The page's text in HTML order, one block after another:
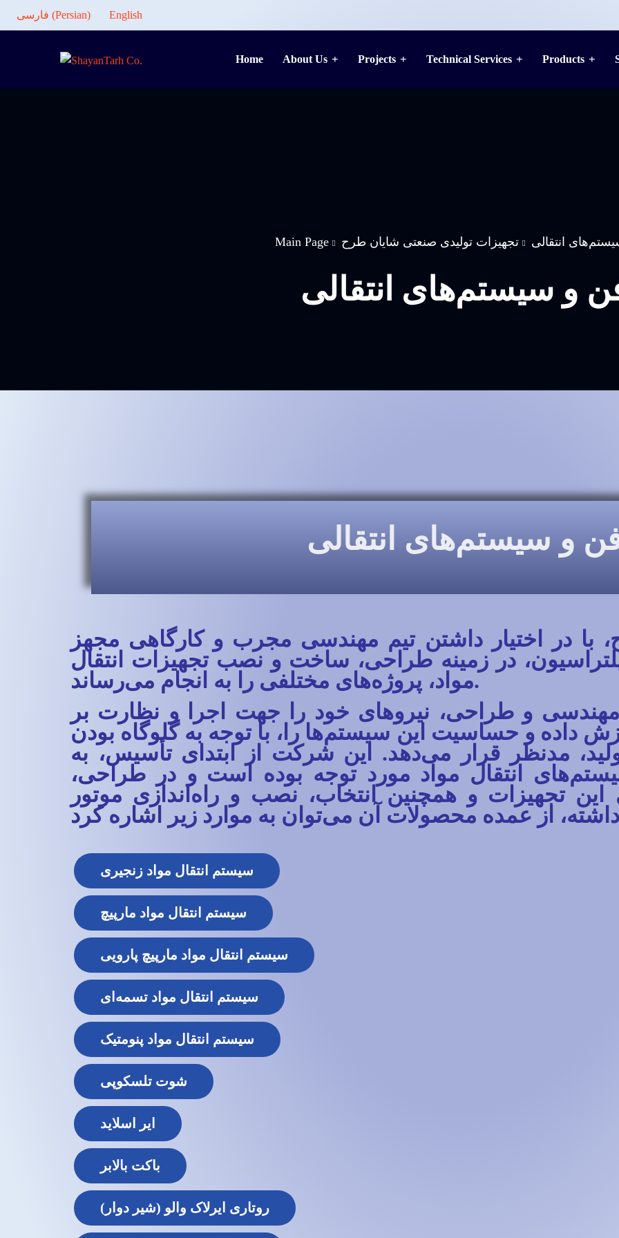
فارسی (Persian) English
Home About Us Projects Technical Services Products
Main Page تجهیزات تولیدی صنعتی شایان طرح انتقالی
و سیستم‌های انتقالی
و سیستم‌های انتقالی
با در اختیار داشتن تیم مهندسی مجرب و کارگاهی مجهز
در زمینه طراحی، ساخت و نصب تجهیزات انتقال
را به انجام می‌رساند.
مهندسی و طراحی، نیروهای خود را جهت اجرا و نظارت بر
داده و حساسیت این سیستم‌ها را، با توجه به گلوگاه بودن
مدنظر قرار می‌دهد. این شرکت از ابتدای تأسیس، به
انتقال مواد مورد توجه بوده است و در طراحی،
تجهیزات و همچنین انتخاب، نصب و راه‌اندازی موتور
سیستم انتقال مواد زنجیری
سیستم انتقال مواد مارپیچ
سیستم انتقال مواد مارپیچ پارویی
سیستم انتقال مواد تسمه‌ای
سیستم انتقال مواد پنومتیک
شوت تلسکوپی
ایر اسلاید
باکت بالابر
روتاری ایرلاک والو (شیر دوار)